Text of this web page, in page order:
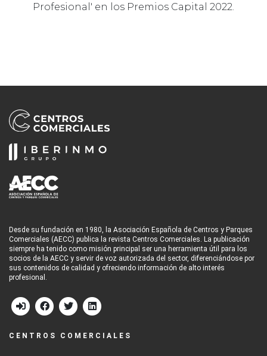
Profesional' en los Premios Capital 2022.
Desde su fundación en 1980, la Asociación Española de Centros y Parques
Comerciales (AECC) publica la revista Centros Comerciales. La publicación
siempre ha tenido como misión principal ser una herramienta útil para los
socios de la AECC y servir de voz autorizada del sector, diferenciándose por
sus contenidos de calidad y ofreciendo información de alto interés
profesional.
CENTROS COMERCIALES